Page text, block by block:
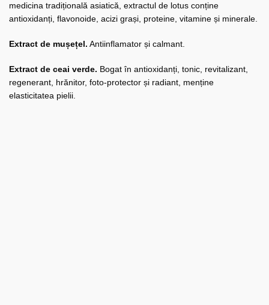
medicina tradițională asiatică, extractul de lotus conține
antioxidanți, flavonoide, acizi grași, proteine, vitamine și minerale.
Extract de mușețel. Antiinflamator și calmant.
Extract de ceai verde. Bogat în antioxidanți, tonic, revitalizant,
regenerant, hrănitor, foto-protector și radiant, menține
elasticitatea pielii.